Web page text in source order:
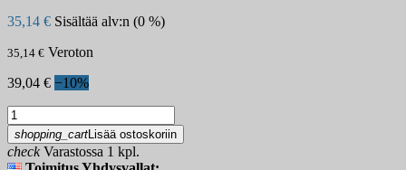
35,14 € Sisältää alv:n (0 %)
35,14 € Veroton
39,04 € −10%
shopping_cartLisää ostoskoriin
checkVarastossa 1 kpl.